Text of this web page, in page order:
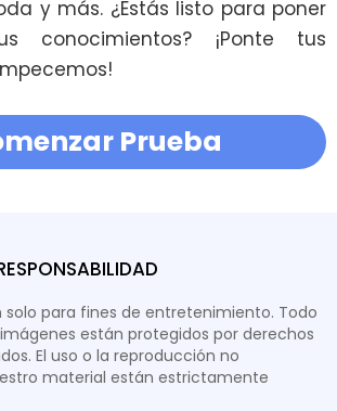
y más. ¿Estás listo para poner
conocimientos? ¡Ponte tus
Prueba
solo para fines de entretenimiento. Todo
están protegidos por derechos
El uso o la reproducción no
material están estrictamente